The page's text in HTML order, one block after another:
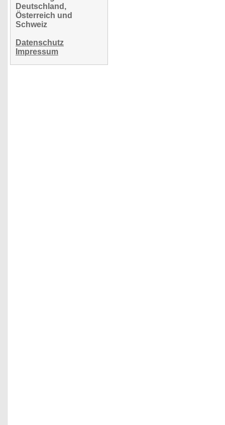
Deutschland,
Österreich und
Schweiz
Datenschutz
Impressum